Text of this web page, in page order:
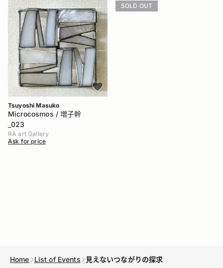
Tsuyoshi Masuko
Microcosmos / 増子幹
_023
RA art Gallery
Ask for price
SOLD OUT
Home List of Events 見えないつながりの探求